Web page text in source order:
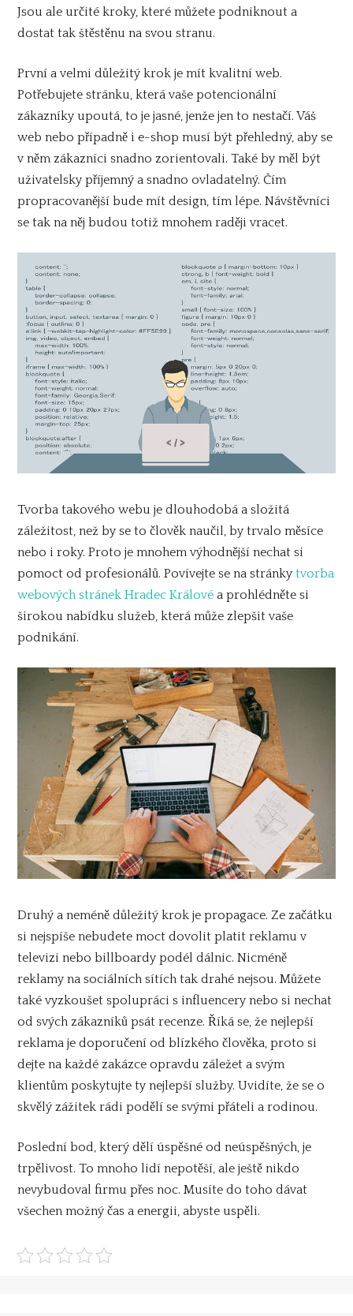
Jsou ale určité kroky, které můžete podniknout a
dostat tak štěstěnu na svou stranu.
První a velmi důležitý krok je mít kvalitní web.
Potřebujete stránku, která vaše potencionální
zákazníky upoutá, to je jasné, jenže jen to nestačí. Váš
web nebo případně i e-shop musí být přehledný, aby se
v něm zákazníci snadno zorientovali. Také by měl být
uživatelsky příjemný a snadno ovladatelný. Čím
propracovanější bude mít design, tím lépe. Návštěvníci
se tak na něj budou totiž mnohem raději vracet.
Tvorba takového webu je dlouhodobá a složitá
záležitost, než by se to člověk naučil, by trvalo měsíce
nebo i roky. Proto je mnohem výhodnější nechat si
pomoct od profesionálů. Povívejte se na stránkytvorba
webových stránek Hradec Králové a prohlédněte si
širokou nabídku služeb, která může zlepšit vaše
podnikání.
Druhý a neméně důležitý krok je propagace. Ze začátku
si nejspíše nebudete moct dovolit platit reklamu v
televizi nebo billboardy podél dálnic. Nicméně
reklamy na sociálních sítích tak drahé nejsou. Můžete
také vyzkoušet spolupráci s influencery nebo si nechat
od svých zákazníků psát recenze. Říká se, že nejlepší
reklama je doporučení od blízkého člověka, proto si
dejte na každé zakázce opravdu záležet a svým
klientům poskytujte ty nejlepší služby. Uvidíte, že se o
skvělý zážitek rádi podělí se svými přáteli a rodinou.
Poslední bod, který dělí úspěšné od neúspěšných, je
trpělivost. To mnoho lidí nepotěší, ale ještě nikdo
nevybudoval firmu přes noc. Musíte do toho dávat
všechen možný čas a energii, abyste uspěli.